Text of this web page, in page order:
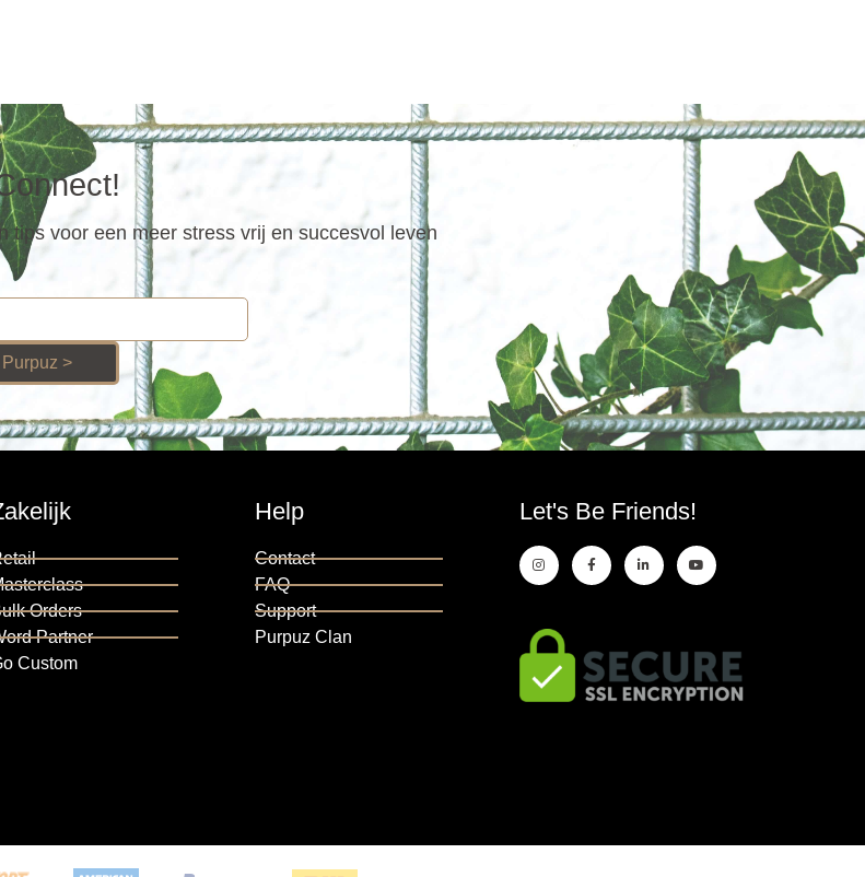
tips voor een meer stress vrij en succesvol leven
>
Orders
Partner
Custom
Help
Contact
FAQ
Support
Purpuz Clan
Let's Be Friends!